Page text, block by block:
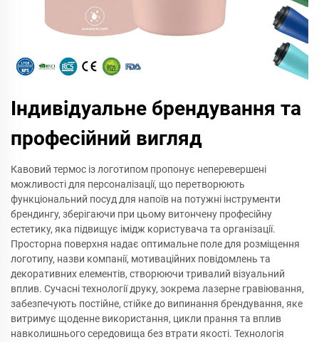
Індивідуальне брендування та
професійний вигляд
Кавовий термос із логотипом пропонує неперевершені
можливості для персоналізації, що перетворюють
функціональний посуд для напоїв на потужні інструменти
брендингу, зберігаючи при цьому витончену професійну
естетику, яка підвищує імідж користувача та організації.
Просторна поверхня надає оптимальне поле для розміщення
логотипу, назви компанії, мотиваційних повідомлень та
декоративних елементів, створюючи тривалий візуальний
вплив. Сучасні технології друку, зокрема лазерне гравіювання,
забезпечують постійне, стійке до випинання брендування, яке
витримує щоденне використання, цикли прання та вплив
навколишнього середовища без втрати якості. Технологія